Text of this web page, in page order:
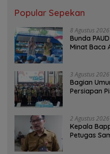
Popular Sepekan
8 Agustus 2026
Bunda
Minat Baca
3 Agustus 2026
Bagian
Persiapan
2 Agustus 2026
Kepala
Petugas